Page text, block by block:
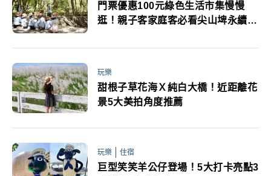
門票優惠100元綠色生活市集慢慢
逛！親子客家庭客必看尖山埤永續生
玩樂
甜根子草花海Ｘ純白大橋！近距離花
景5大美拍角度推薦
玩樂 住宿
巨型笑笑羊公仔登場！5大打卡亮點3